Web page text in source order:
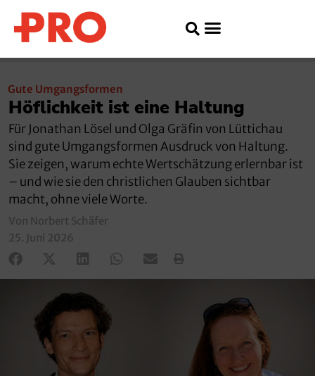
Gute Umgangsformen
Höflichkeit ist eine Haltung
Für Jonathan Lösel und Olga Gräfin von Lüttichau
sind gute Umgangsformen Ausdruck von Haltung.
Sie zeigen, warum echte Wertschätzung erlernbar ist
– und wie sie den christlichen Glauben sichtbar
macht, ohne viele Worte.
Von Norbert Schäfer
25. Juni 2026